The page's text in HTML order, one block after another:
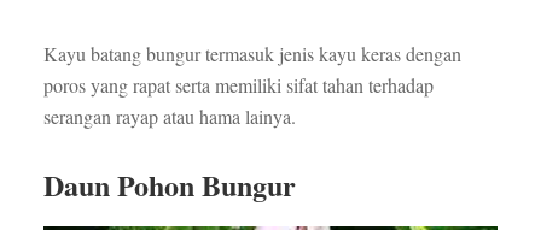
Kayu batang bungur termasuk jenis kayu keras dengan
poros yang rapat serta memiliki sifat tahan terhadap
serangan rayap atau hama lainya.
Daun Pohon Bungur